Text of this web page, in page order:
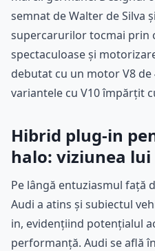
semnat de Walter de Silva
supercarurilor tocmai prin
spectaculoase și
debutat cu un motor V8
variantele cu V10 împărțit
Hibrid plug-in
halo: viziunea
Pe lângă entuziasmul față
Audi a atins și subiectul
in, evidențiind potențialul
performanță. Audi se află